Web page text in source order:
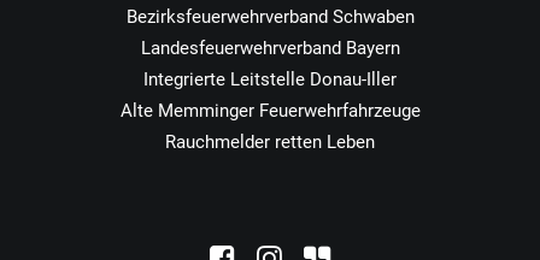
Bezirksfeuerwehrverband Schwaben
Landesfeuerwehrverband Bayern
Integrierte Leitstelle Donau-Iller
Alte Memminger Feuerwehrfahrzeuge
Rauchmelder retten Leben